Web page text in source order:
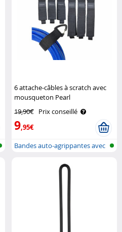
6 attache-câbles à scratch avec
mousqueton Pearl
19,90€ Prix conseillé
9,95€
Bandes auto-agrippantes avec